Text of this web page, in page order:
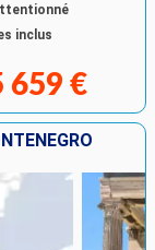
inclus
659 €